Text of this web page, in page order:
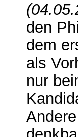
den
dem
als
nur